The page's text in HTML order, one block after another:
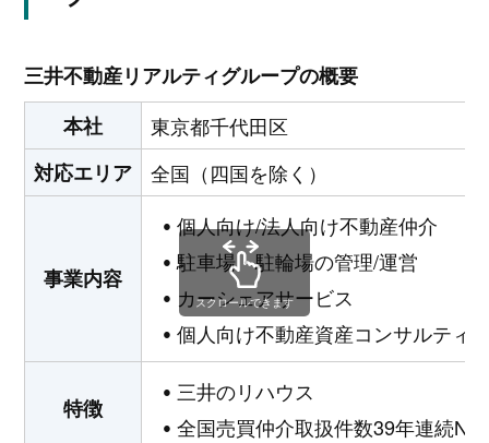
三井不動産リアルティグループの概要
本社
東京都千代田区
対応エリア
全国（四国を除く）
事業内容
個人向け/法人向け不動産仲介
駐車場・駐輪場の管理/運営
カーシェアサービス
個人向け不動産資産コンサルティ
特徴
三井のリハウス
全国売買仲介取扱件数39年連続
スクロールできます